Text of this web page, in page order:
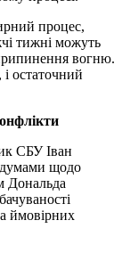
процес,
тижні можуть
вогню.
і остаточний
СБУ Іван
щодо
Дональда
ймовірних